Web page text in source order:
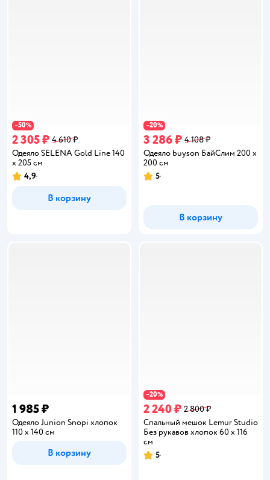
−50%
2 305 ₽ 4 610 ₽
Одеяло SELENA Gold Line 140
x 205 см
Рейтинг:
4,9
В корзину
−20%
3 286 ₽ 4 108 ₽
Одеяло buyson БайСлим 200 x
200 см
Рейтинг:
5
В корзину
1 985 ₽
Одеяло Junion Snopi хлопок
110 x 140 см
В корзину
−20%
2 240 ₽ 2 800 ₽
Спальный мешок Lemur Studio
Без рукавов хлопок 60 x 116
см
Рейтинг:
5